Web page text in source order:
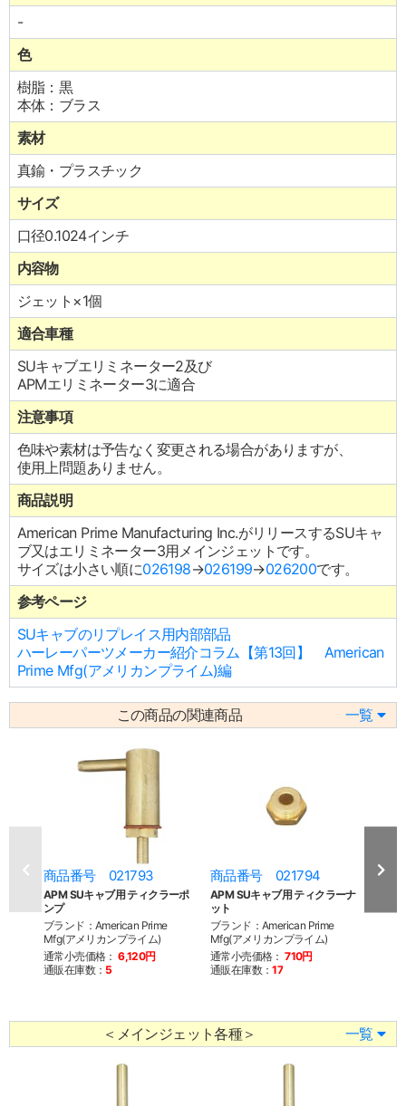
-
色
樹脂：黒
本体：ブラス
素材
真鍮・プラスチック
サイズ
口径0.1024インチ
内容物
ジェット×1個
適合車種
SUキャブエリミネーター2及び
APMエリミネーター3に適合
注意事項
色味や素材は予告なく変更される場合がありますが、
使用上問題ありません。
商品説明
American Prime Manufacturing Inc.がリリースするSUキャ
ブ又はエリミネーター3用メインジェットです。
サイズは小さい順に026198→026199→026200です。
参考ページ
SUキャブのリプレイス用内部部品
ハーレーパーツメーカー紹介コラム【第13回】 American
Prime Mfg(アメリカンプライム)編
この商品の関連商品 一覧
商品番号 021793
APM SUキャブ用 ティクラーポ
ンプ
ブランド：American Prime
Mfg(アメリカンプライム)
通常小売価格： 6,120円
通販在庫数：5
商品番号 021794
APM SUキャブ用 ティクラーナ
ット
ブランド：American Prime
Mfg(アメリカンプライム)
通常小売価格： 710円
通販在庫数：17
商
＜メインジェット各種＞ 一覧